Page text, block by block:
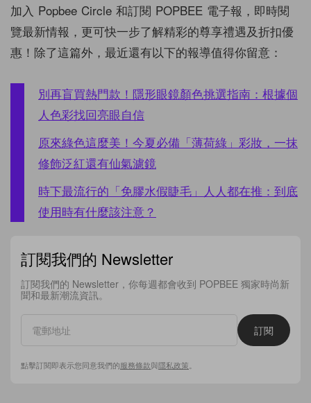
加入 Popbee Circle 和訂閱 POPBEE 電子報，即時閱
覽最新情報，更可快一步了解精彩的尊享禮遇及折扣優
惠！除了這篇外，最近還有以下的報導值得你留意：
別再盲買熱門款！隱形眼鏡顏色挑選指南：根據個
人色彩找回亮眼自信
原來綠色這麼美！今夏必備「薄荷綠」彩妝，一抹
修飾泛紅還有仙氣濾鏡
時下最流行的「免膠水假睫毛」人人都在推：到底
使用時有什麼該注意？
訂閱我們的 Newsletter
訂閱我們的 Newsletter，你每週都會收到 POPBEE 獨家時尚新
聞和最新潮流資訊。
訂閱
點擊訂閱即表示您同意我們的服務條款與隱私政策